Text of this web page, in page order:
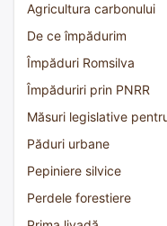
Agricultura carbonului
De ce împădurim
Împăduri Romsilva
Împăduriri prin PNRR
Măsuri legislative
Păduri urbane
Pepiniere silvice
Perdele forestiere